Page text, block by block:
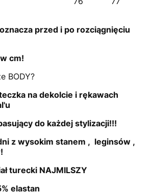
przed i po rozciągnięciu
cm!
BODY?
na dekolcie i rękawach
do każdej stylizacji!!!
z wysokim stanem , leginsów ,
turecki NAJMILSZY
elastan